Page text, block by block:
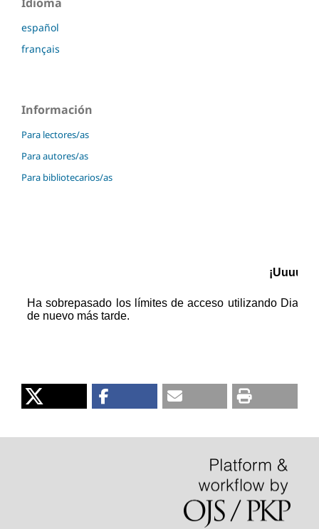
español
français
Información
Para lectores/as
Para autores/as
Para bibliotecarios/as